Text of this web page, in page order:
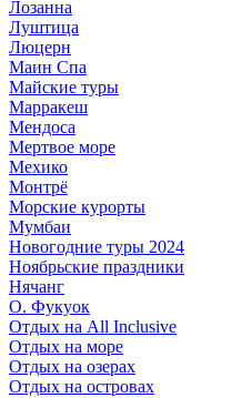
Лозанна
Луштица
Люцерн
Маин Спа
Майские туры
Марракеш
Мендоса
Мертвое море
Мехико
Монтрё
Морские курорты
Мумбаи
Новогодние туры 2024
Ноябрьские праздники
Нячанг
О. Фукуок
Отдых на All Inclusive
Отдых на море
Отдых на озерах
Отдых на островах